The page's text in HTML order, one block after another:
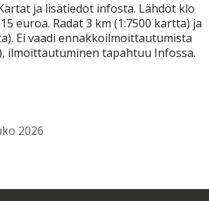
ja lisätiedot infosta. Lähdöt klo
euroa. Radat 3 km (1:7500 kartta) ja
Ei vaadi ennakkoilmoittautumista
ilmoittautuminen tapahtuu Infossa.
2026